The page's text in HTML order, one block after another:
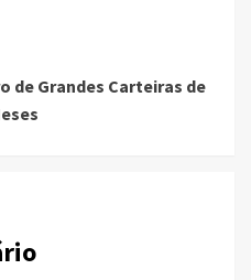
de Grandes Carteiras de